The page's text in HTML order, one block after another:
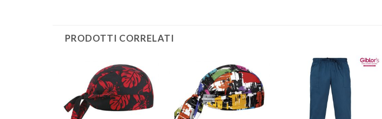
PRODOTTI CORRELATI
Aggiungi
alla lista
dei
desideri
Aggiungi
alla lista
dei
desideri